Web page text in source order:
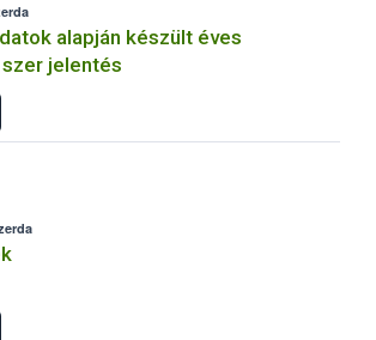
alapján készült éves
jelentés